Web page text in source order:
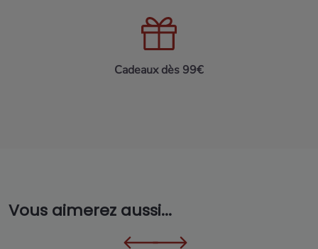
Cadeaux dès 99€
Vous aimerez aussi...